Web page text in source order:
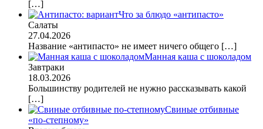
[…]
Что за блюдо «антипасто»
Салаты
27.04.2026
Название «антипасто» не имеет ничего общего […]
Манная каша с шоколадом
Завтраки
18.03.2026
Большинству родителей не нужно рассказывать какой
[…]
Свиные отбивные
«по-степному»